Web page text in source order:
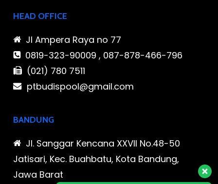
HEAD OFFICE
Jl Ampera Raya no 77
0819-323-90009 , 087-878-466-796
(021) 780 7511
ptbudispool@gmail.com
BANDUNG
Jl. Sanggar Kencana XXVII No.48-50
Jatisari, Kec. Buahbatu, Kota Bandung,
Jawa Barat